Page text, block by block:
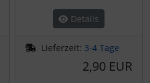
Details
Lieferzeit: 3-4 Tage
2,90 EUR